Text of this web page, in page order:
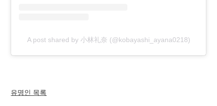
A post shared by 小林礼奈 (@kobayashi_ayana0218)
유명인 목록